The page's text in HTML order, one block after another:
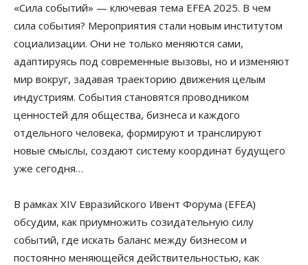
«Сила событий» — ключевая тема EFEA 2025. В чем
сила события? Мероприятия стали новым институтом
социализации. Они не только меняются сами,
адаптируясь под современные вызовы, но и изменяют
мир вокруг, задавая траекторию движения целым
индустриям. События становятся проводником
ценностей для общества, бизнеса и каждого
отдельного человека, формируют и транслируют
новые смыслы, создают систему координат будущего
уже сегодня…
В рамках XIV Евразийского Ивент Форума (EFEA)
обсудим, как приумножить созидательную силу
событий, где искать баланс между бизнесом и
постоянно меняющейся действительностью, как